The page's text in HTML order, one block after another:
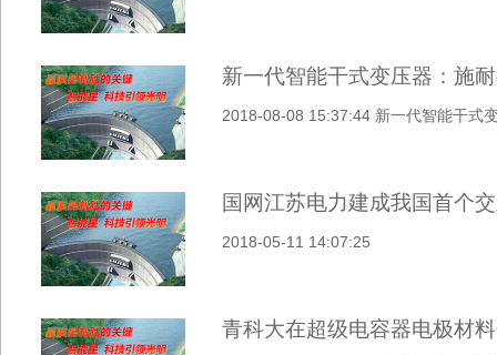
新一代智能干式变压器：施
2018-08-08 15:37:44 新一代智能干式
国网江苏电力建成我国首个
2018-05-11 14:07:25
青科大在超级电容器电极材